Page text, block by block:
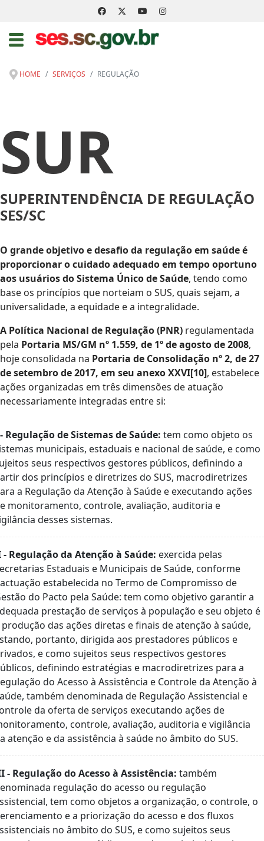
HOME SERVIÇOS REGULAÇÃO
SUR
SUPERINTENDÊNCIA DE REGULAÇÃO
SES/SC
O grande objetivo e desafio da regulação em saúde é
proporcionar o cuidado adequado em tempo oportuno
aos usuários do Sistema Único de Saúde, tendo como
base os princípios que norteiam o SUS, quais sejam, a
universalidade, a equidade e a integralidade.
A Política Nacional de Regulação (PNR) regulamentada
pela Portaria MS/GM nº 1.559, de 1º de agosto de 2008,
hoje consolidada na Portaria de Consolidação nº 2, de 27
de setembro de 2017, em seu anexo XXVI[10], estabelece
ações organizadas em três dimensões de atuação
necessariamente integradas entre si:
Regulação de Sistemas de Saúde: tem como objeto os
municipais, estaduais e nacional de saúde, e como
seus respectivos gestores públicos, definindo a
dos princípios e diretrizes do SUS, macrodiretrizes
a Regulação da Atenção à Saúde e executando ações
monitoramento, controle, avaliação, auditoria e
desses sistemas.
- Regulação da Atenção à Saúde: exercida pelas
Estaduais e Municipais de Saúde, conforme
estabelecida no Termo de Compromisso de
do Pacto pela Saúde: tem como objetivo garantir a
prestação de serviços à população e seu objeto é
produção das ações diretas e finais de atenção à saúde,
portanto, dirigida aos prestadores públicos e
e como sujeitos seus respectivos gestores
definindo estratégias e macrodiretrizes para a
do Acesso à Assistência e Controle da Atenção à
também denominada de Regulação Assistencial e
da oferta de serviços executando ações de
controle, avaliação, auditoria e vigilância
atenção e da assistência à saúde no âmbito do SUS.
- Regulação do Acesso à Assistência: também
regulação do acesso ou regulação
tem como objetos a organização, o controle, o
e a priorização do acesso e dos fluxos
no âmbito do SUS, e como sujeitos seus